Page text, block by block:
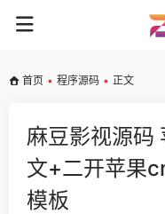
首页 • 程序源码 • 正文
麻豆影视源码
文+二开苹果
模板